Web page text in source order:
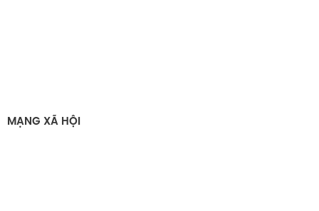
MẠNG XÃ HỘI